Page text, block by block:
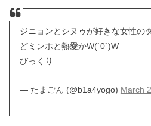
ジニョンとシヌゥが好きな女性の
どミンホと熱愛かW(`0`)W
びっくり
— たまごん (@b1a4yogo) March